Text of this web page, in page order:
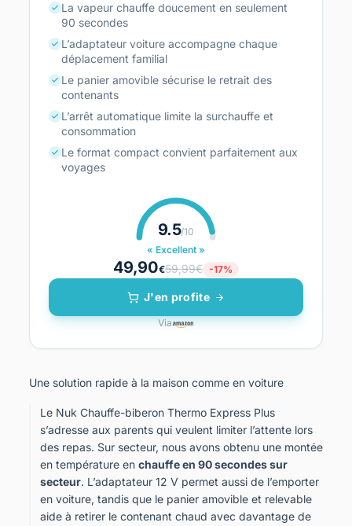
La vapeur chauffe doucement en seulement
90 secondes
L’adaptateur voiture accompagne chaque
déplacement familial
Le panier amovible sécurise le retrait des
contenants
L’arrêt automatique limite la surchauffe et
consommation
Le format compact convient parfaitement aux
voyages
9.5/10
« Excellent »
49,90€59,99€ -17%
J'en profite
Via
Une solution rapide à la maison comme en voiture
Le Nuk Chauffe-biberon Thermo Express Plus
s’adresse aux parents qui veulent limiter l’attente lors
des repas. Sur secteur, nous avons obtenu une montée
en température en chauffe en 90 secondes sur
secteur. L’adaptateur 12 V permet aussi de l’emporter
en voiture, tandis que le panier amovible et relevable
aide à retirer le contenant chaud avec davantage de